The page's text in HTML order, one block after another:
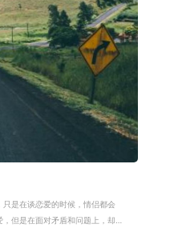
是在谈恋爱的时候，情侣都会
但是在面对矛盾和问题上，却